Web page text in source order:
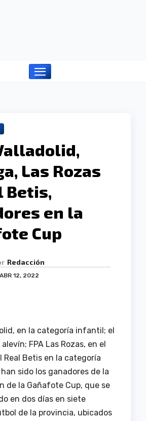
Las Rozas
Betis,
en la
Cup
Redacción
ABR 12, 2022
en la categoría infantil; el
FPA Las Rozas, en el
Real Betis en la categoría
sido los ganadores de la
de la Gañafote Cup, que se
en dos días en siete
de la provincia, ubicados